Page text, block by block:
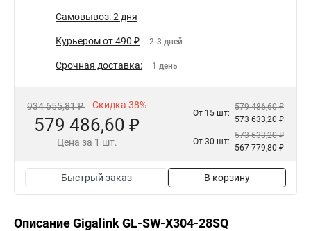
Самовывоз: 2 дня
Курьером от 490 ₽ 2-3 дней
Срочная доставка: 1 день
934 655,81 ₽ Скидка 38%
579 486,60 ₽
Цена за 1 шт.
От 15 шт:
579 486,60 ₽
573 633,20 ₽
От 30 шт:
573 633,20 ₽
567 779,80 ₽
Быстрый заказ В корзину
Описание Gigalink GL-SW-X304-28SQ